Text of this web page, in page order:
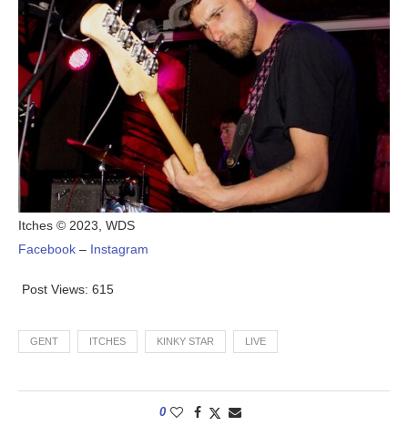
Itches © 2023, WDS
Facebook – Instagram
Post Views: 615
GENT ITCHES KINKY STAR LIVE
0